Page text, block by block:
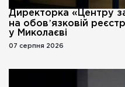
Директорка «Центру
на обовʼязковій
у Миколаєві
07 серпня 2026